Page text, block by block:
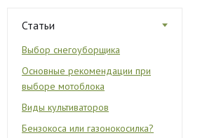
Статьи
Выбор снегоуборщика
Основные рекомендации при
выборе мотоблока
Виды культиваторов
Бензокоса или газонокосилка?